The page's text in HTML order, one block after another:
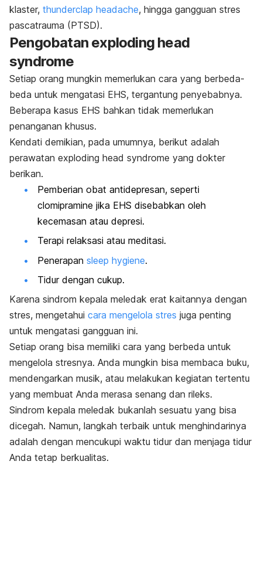
klaster, thunderclap headache, hingga gangguan stres
pascatrauma (PTSD).
Pengobatan exploding head
syndrome
Setiap orang mungkin memerlukan cara yang berbeda-
beda untuk mengatasi EHS, tergantung penyebabnya.
Beberapa kasus EHS bahkan tidak memerlukan
penanganan khusus.
Kendati demikian, pada umumnya, berikut adalah
perawatan exploding head syndrome yang dokter
berikan.
Pemberian obat antidepresan, seperti
clomipramine jika EHS disebabkan oleh
kecemasan atau depresi.
Terapi relaksasi atau meditasi.
Penerapan sleep hygiene.
Tidur dengan cukup.
Karena sindrom kepala meledak erat kaitannya dengan
stres, mengetahui cara mengelola stres juga penting
untuk mengatasi gangguan ini.
Setiap orang bisa memiliki cara yang berbeda untuk
mengelola stresnya. Anda mungkin bisa membaca buku,
mendengarkan musik, atau melakukan kegiatan tertentu
yang membuat Anda merasa senang dan rileks.
Sindrom kepala meledak bukanlah sesuatu yang bisa
dicegah. Namun, langkah terbaik untuk menghindarinya
adalah dengan mencukupi waktu tidur dan menjaga tidur
Anda tetap berkualitas.